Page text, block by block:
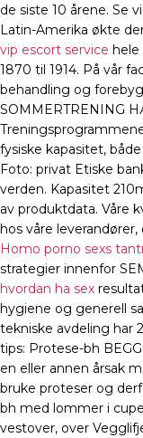
de siste 10 årene. Se
Latin-Amerika økte
vip escort service hele
1870 til 1914. På vår
behandling og
SOMMERTRENING
fysiske kapasitet,
Foto: privat Etiske
verden. Kapasitet
av produktdata. Våre
hos våre
Homo porno sexs
strategier innenfor
hvordan ha sex
hygiene og generell
tekniske avdeling har
tips: Protese-bh
en eller annen årsak
bruke proteser og
bh med lommer i
vestover, over